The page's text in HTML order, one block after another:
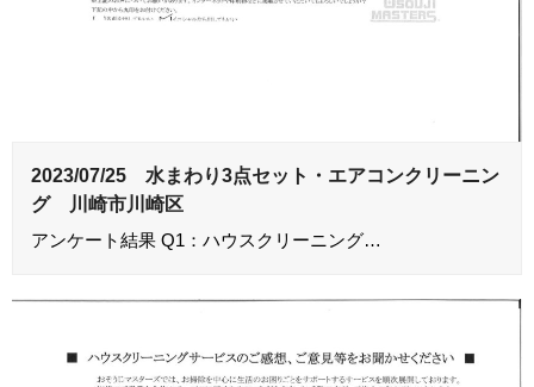
2023/07/25 水まわり3点セット・エアコンクリーニン
グ 川崎市川崎区
アンケート結果 Q1：ハウスクリーニング…